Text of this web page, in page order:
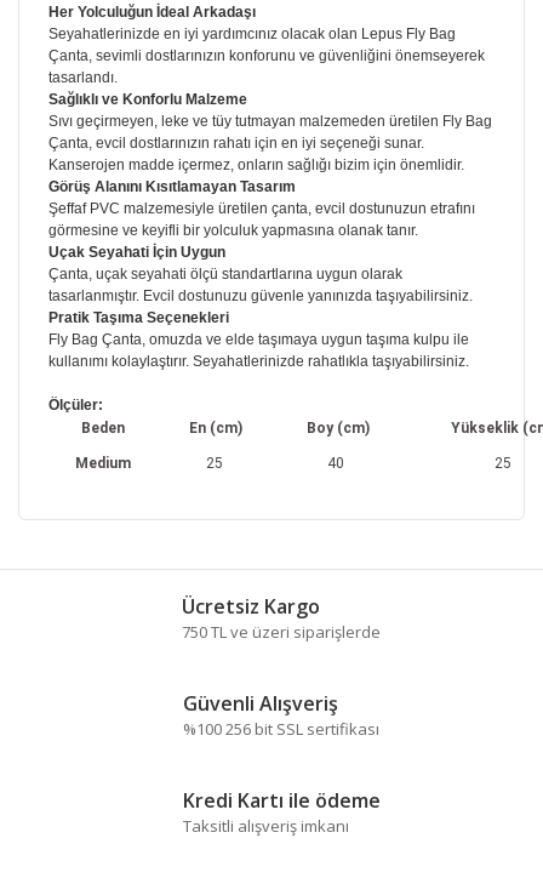
Her Yolculuğun İdeal Arkadaşı
Seyahatlerinizde en iyi yardımcınız olacak olan Lepus Fly Bag
Çanta, sevimli dostlarınızın konforunu ve güvenliğini önemseyerek
tasarlandı.
Sağlıklı ve Konforlu Malzeme
Sıvı geçirmeyen, leke ve tüy tutmayan malzemeden üretilen Fly Bag
Çanta, evcil dostlarınızın rahatı için en iyi seçeneği sunar.
Kanserojen madde içermez, onların sağlığı bizim için önemlidir.
Görüş Alanını Kısıtlamayan Tasarım
Şeffaf PVC malzemesiyle üretilen çanta, evcil dostunuzun etrafını
görmesine ve keyifli bir yolculuk yapmasına olanak tanır.
Uçak Seyahati İçin Uygun
Çanta, uçak seyahati ölçü standartlarına uygun olarak
tasarlanmıştır. Evcil dostunuzu güvenle yanınızda taşıyabilirsiniz.
Pratik Taşıma Seçenekleri
Fly Bag Çanta, omuzda ve elde taşımaya uygun taşıma kulpu ile
kullanımı kolaylaştırır. Seyahatlerinizde rahatlıkla taşıyabilirsiniz.
Ölçüler:
Beden
En (cm) Boy (cm) Yükseklik
Medium 25 40 25
Bu ürüne ilk yorumu siz yapın!
formunu kullanarak tarafımıza iletebilirsiniz.
Görüş ve önerileriniz için teşekkür ederiz.
Ürün açıklamasında eksik bilgiler bulunuyor.
Ürün fiyatı diğer sitelerden daha pahalı.
Bu ürüne benzer farklı alternatifler olmalı.
Ücretsiz Kargo
750 TL ve üzeri siparişlerde
Güvenli Alışveriş
%100 256 bit SSL sertifikası
Kredi Kartı ile ödeme
Taksitli alışveriş imkanı